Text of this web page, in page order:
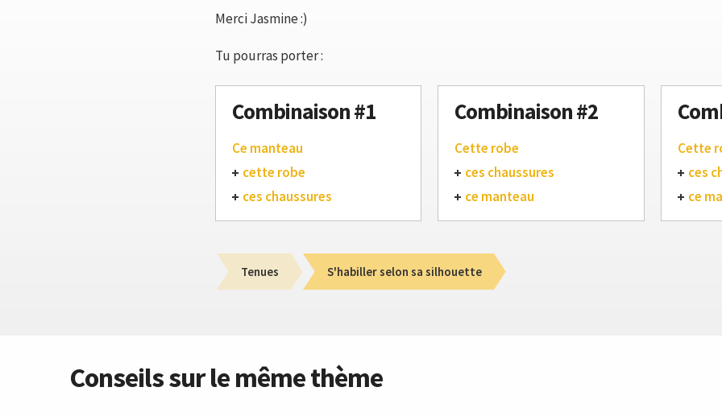
Merci Jasmine :)
Tu pourras porter :
Combinaison #1
Ce manteau
cette robe
ces chaussures
Combinaison #2
Cette robe
ces chaussures
ce manteau
Cette
ces
ce
Tenues S'habiller selon sa silhouette
Conseils sur le même thème